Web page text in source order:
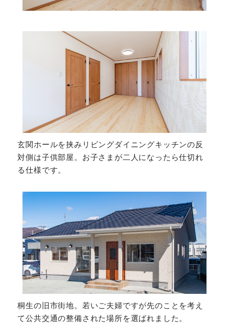
玄関ホールを挟みリビングダイニングキッチンの反
対側は子供部屋。お子さまが二人になったら仕切れ
る仕様です。
桐生の旧市街地。若いご夫婦ですが先のことを考え
て公共交通の整備された場所を選ばれました。